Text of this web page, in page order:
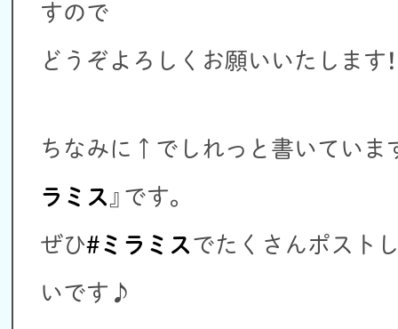
すので
どうぞよろしくお願いいたします！
ちなみに↑でしれっと書いていま
ラミス 』です。
ぜひ#ミラミス でたくさんポスト
いです♪